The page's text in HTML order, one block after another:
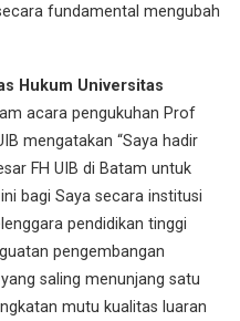
fundamental mengubah
Hukum Universitas
acara pengukuhan Prof
mengatakan “Saya hadir
FH UIB di Batam untuk
bagi Saya secara institusi
pendidikan tinggi
pengembangan
saling menunjang satu
mutu kualitas luaran